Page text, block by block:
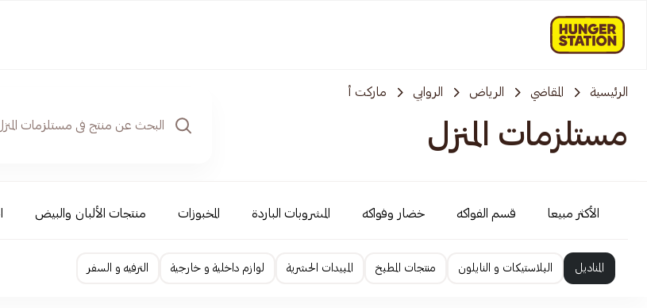
الرئيسية المقاضي الرياض الروابي ماركت أ
مستلزمات المنزل
الأكثر مبيعا قسم الفواكه خضار وفواكه المشروبات الباردة المخبوزات منتجات الألبان والبيض
المناديل البلاستيكات و النايلون منتجات المطبخ المبيدات الحشرية لوازم داخلية و خارجية الترفيه و السفر